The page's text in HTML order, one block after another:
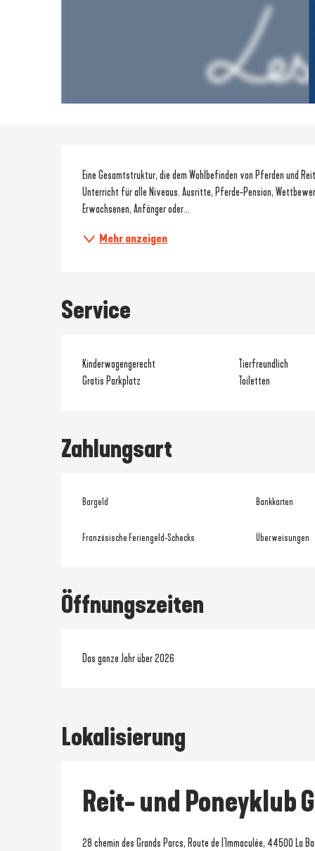
Beschreibung
Eine Gesamtstruktur, die dem Wohlbefinden von Pferden und
Unterricht für alle Niveaus. Ausritte, Pferde-Pension,
Erwachsenen, Anfänger oder...
Mehr anzeigen
Service
Kinderwagengerecht
Tierfreundlich
Gratis Parkplatz
Toiletten
Zahlungsart
Bargeld Bankkarten
Französische Feriengeld-Schecks Überweisungen
Öffnungszeiten
Das ganze Jahr über 2026
Lokalisierung
Reit- und Poneyklub
28 chemin des Grands Parcs, Route de l'Immaculée, 44500 La